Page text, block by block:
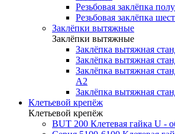
Резьбовая заклёпка
Резьбовая заклёпка
Заклёпки вытяжные
Заклёпки вытяжные
Заклёпка вытяжная
Заклёпка вытяжная
Заклёпка вытяжная
А2
Заклёпка вытяжная
Клетьевой крепёж
Клетьевой крепёж
BUT 200 Клетевая гайка U -